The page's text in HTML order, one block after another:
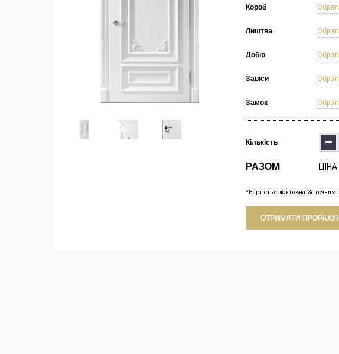
Короб
Лиштва
Добір
Завіси
Замок
Кількість
РАЗОМ ЦІНА
*Вартість орієнтовна. За
ОТРИМАТИ